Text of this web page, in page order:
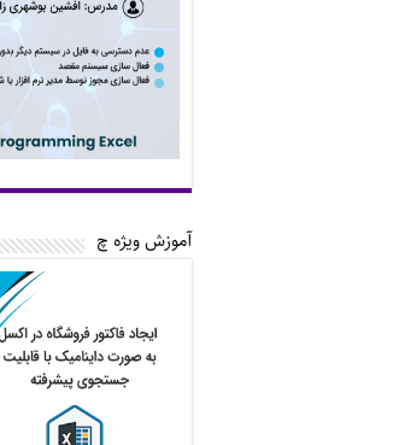
آموزش ویژه چ